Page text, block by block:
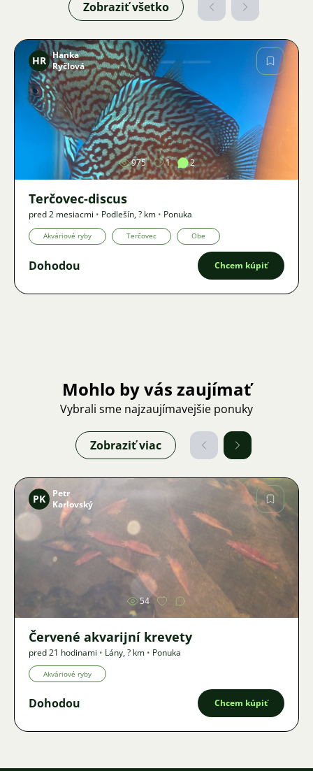
Zobraziť všetko
Obrázok
HR Hanka
Ryčlová
975 1 2
Terčovec-discus
pred 2 mesiacmi • Podlešín,? km • Ponuka
Akváriové ryby Terčovec Obe
Dohodou Chcem kúpiť
Mohlo by vás zaujímať
Vybrali sme najzaujímavejšie ponuky
Zobraziť viac
Obrázok
PK
Petr
Karlovský
54
Červené akvarijní krevety
pred 21 hodinami • Lány,? km • Ponuka
Akváriové ryby
Dohodou Chcem kúpiť